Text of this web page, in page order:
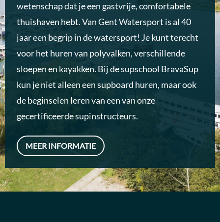
wetenschap dat je een gastvrije, comfortabele
thuishaven hebt. Van Gent Watersport is al 40
jaar een begrip in de watersport! Je kunt terecht
voor het huren van polyvalken, verschillende
sloepen en kayakken. Bij de supschool BravaSup
kun je niet alleen een supboard huren, maar ook
de beginselen leren van een van onze
gecertificeerde supinstructeurs.
MEER INFORMATIE